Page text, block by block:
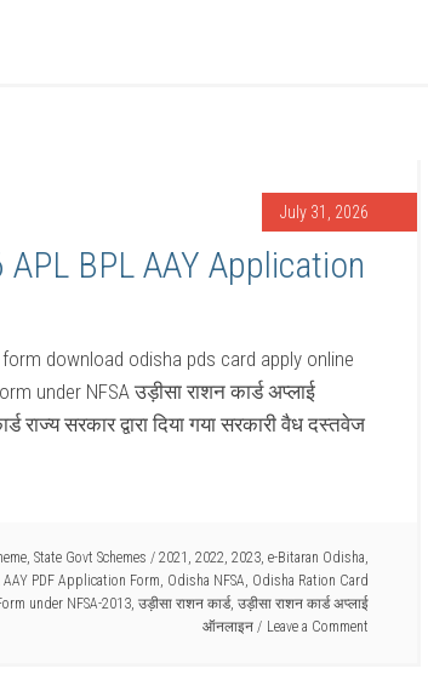
July 31, 2026
BPL AAY Application
download odisha pds card apply online
under NFSA उड़ीसा राशन कार्ड अप्लाई
सरकार द्वारा दिया गया सरकारी वैध दस्तवेज
, State Govt Schemes / 2021 , 2022, 2023, e-Bitaran Odisha,
AAY PDF Application Form, Odisha NFSA, Odisha Ration Card
under NFSA-2013, उड़ीसा राशन कार्ड, उड़ीसा राशन कार्ड अप्लाई
ऑनलाइन
Leave a Comment